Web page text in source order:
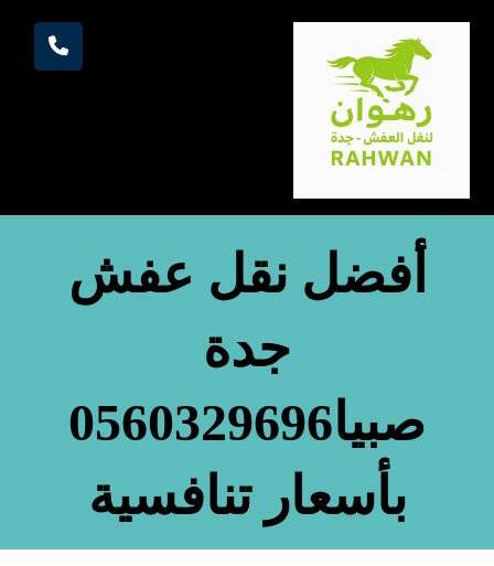
أفضل نقل عفش
جدة
صبيا0560329696
بأسعار تنافسية